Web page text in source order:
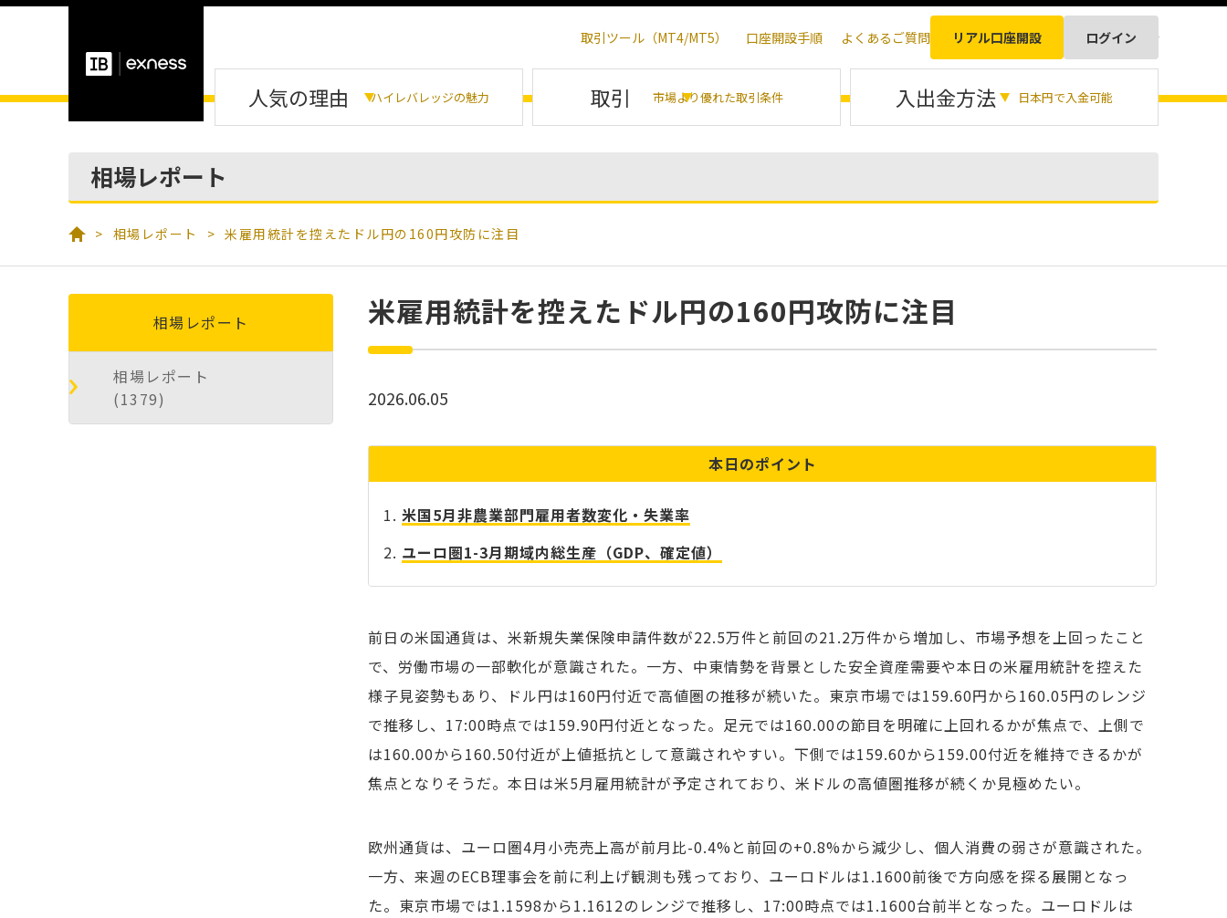
日本語
取引ツール（MT4/MT5） 口座開設手順 よくあるご質問 リアル口座開設 ログイン
人気の理由 ハイレバレッジの魅力 取引 市場より優れた取引条件 入出金方法 日本円で入金可能
相場レポート
相場レポート 米雇用統計を控えたドル円の160円攻防に注目
米雇用統計を控えたドル円の160円攻防に注目
2026.06.05
本日のポイント
米国5月非農業部門雇用者数変化・失業率
ユーロ圏1-3月期域内総生産（GDP、確定値）
前日の米国通貨は、米新規失業保険申請件数が22.5万件と前回の21.2万件から増加し、市場予想を上回ったこと
で、労働市場の一部軟化が意識された。一方、中東情勢を背景とした安全資産需要や本日の米雇用統計を控えた
様子見姿勢もあり、ドル円は160円付近で高値圏の推移が続いた。東京市場では159.60円から160.05円のレンジ
で推移し、17:00時点では159.90円付近となった。足元では160.00の節目を明確に上回れるかが焦点で、上側で
は160.00から160.50付近が上値抵抗として意識されやすい。下側では159.60から159.00付近を維持できるかが
焦点となりそうだ。本日は米5月雇用統計が予定されており、米ドルの高値圏推移が続くか見極めたい。
欧州通貨は、ユーロ圏4月小売売上高が前月比-0.4%と前回の+0.8%から減少し、個人消費の弱さが意識された。
一方、来週のECB理事会を前に利上げ観測も残っており、ユーロドルは1.1600前後で方向感を探る展開となっ
た。東京市場では1.1598から1.1612のレンジで推移し、17:00時点では1.1600台前半となった。ユーロドルは
相場レポート
相場レポート
(1379)